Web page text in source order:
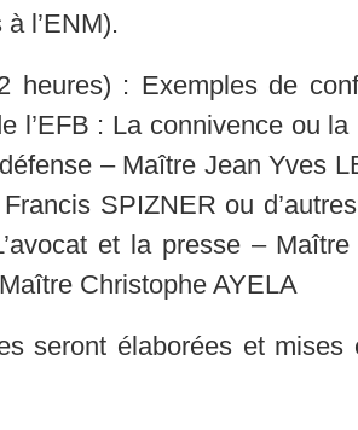
l’ENM).
heures) : Exemples de
l’EFB : La connivence ou
– Maître Jean Yves
SPIZNER ou
et la presse –
Christophe AYELA
seront élaborées et